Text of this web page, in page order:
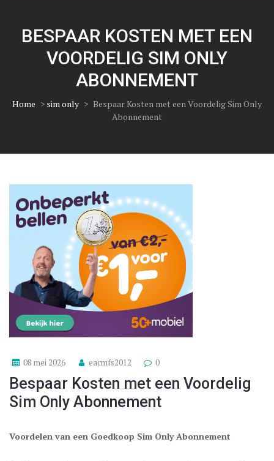
BESPAAR KOSTEN MET EEN
VOORDELIG SIM ONLY
ABONNEMENT
Home > sim only > Bespaar Kosten met een Voordelig Sim Only
Abonnement
08 mei 2026 eacmfs2012 0
Bespaar Kosten met een Voordelig
Sim Only Abonnement
Voordelen van een Goedkoop Sim Only Abonnement